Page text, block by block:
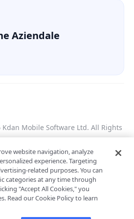
Aziendale
Termini di Servizio
Impostazioni Cookie
Mobile Software Ltd. All Rights
AI per l'elaborazione dei
aziendali
website navigation, analyze
experience. Targeting
related purposes. You can
categories at any time through
"Accept All Cookies," you
Read our Cookie Policy to learn